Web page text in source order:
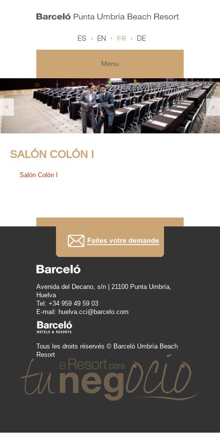
ES EN FR DE
Menu
< >
SALÓN COLÓN I
Salón Colón I
Avenida del Decano, s/n | 21100 Punta Umbría,
Huelva
Tel: +34 959 49 59 03
E-mail: huelva.cci@barcelo.com
Tous les droits réservés © Barceló Umbría Beach
Resort